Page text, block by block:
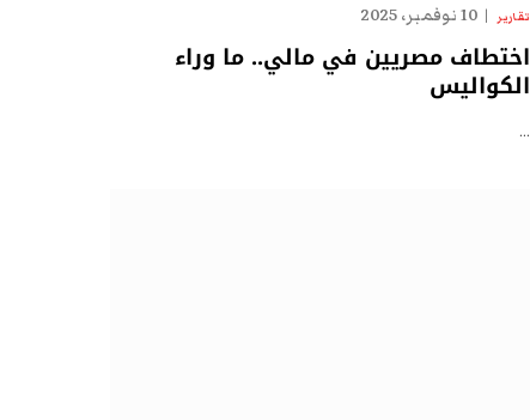
تقارير 10 نوفمبر، 2025
اختطاف مصريين في مالي.. ما وراء
الكواليس
…